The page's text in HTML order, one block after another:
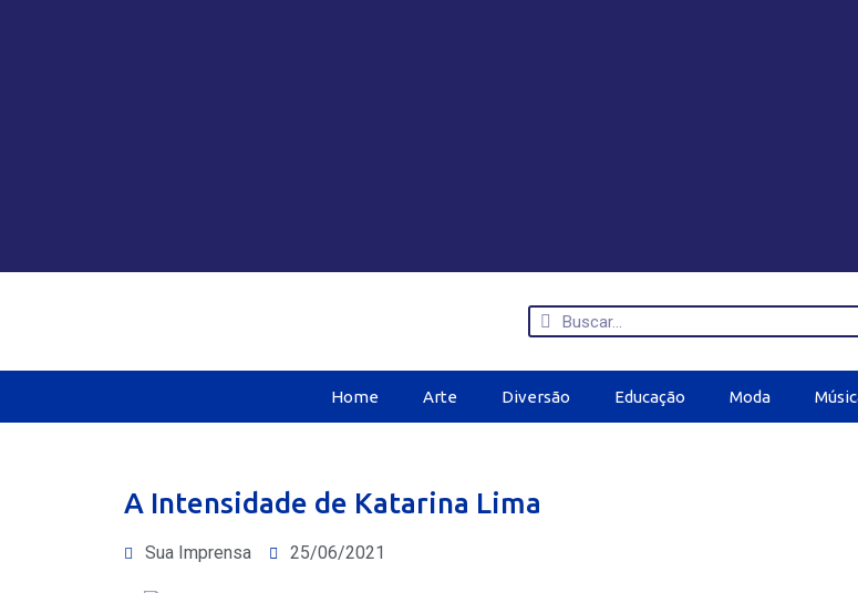
Home Arte Diversão Educação Moda
A Intensidade de Katarina Lima
Sua Imprensa 25/06/2021